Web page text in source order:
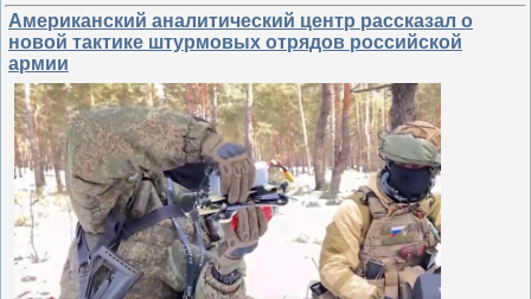
Американский аналитический центр рассказал о
новой тактике штурмовых отрядов российской
армии